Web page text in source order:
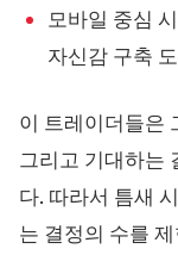
모바일 중심
자신감 구축
이 트레이더들은
그리고 기대하는
다. 따라서 틈새
는 결정의 수를